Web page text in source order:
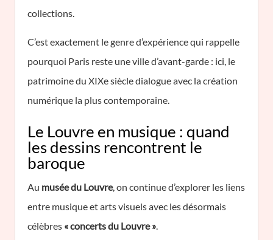
collections.
C’est exactement le genre d’expérience qui rappelle
pourquoi Paris reste une ville d’avant-garde : ici, le
patrimoine du XIXe siècle dialogue avec la création
numérique la plus contemporaine.
Le Louvre en musique : quand
les dessins rencontrent le
baroque
Au musée du Louvre, on continue d’explorer les liens
entre musique et arts visuels avec les désormais
célèbres « concerts du Louvre ».